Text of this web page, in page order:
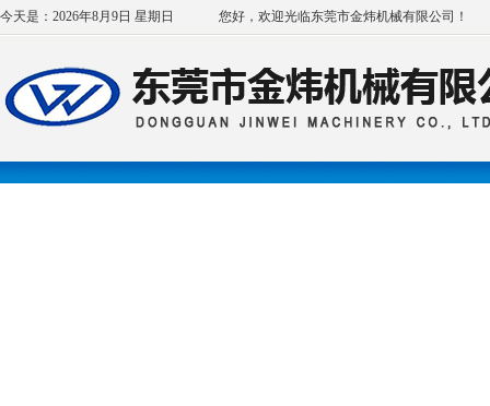
今天是：2026年8月9日 星期日 您好，欢迎光临东莞市金炜机械有限公司！